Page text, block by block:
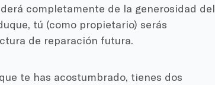
completamente de la generosidad del
tú (como propietario) serás
de reparación futura.
te has acostumbrado, tienes dos